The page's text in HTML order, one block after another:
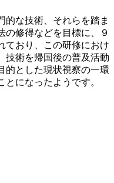
的な技術、それらを踏ま
の修得などを目標に、９
ており、この研修におけ
技術を帰国後の普及活動
的とした現状視察の一環
になったようです。